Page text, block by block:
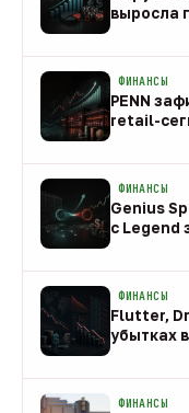
выросла
ФИНАНСЫ
PENN
retail-
ФИНАНСЫ
Genius
с Legend
ФИНАНСЫ
Flutter,
убытках
ФИНАНСЫ